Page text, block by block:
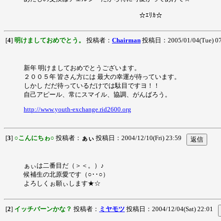
☆ｴﾘｶ☆
[4] 明けましておめでとう。 投稿者： Chairman 投稿日：2005/01/04(Tue)
新年 明けましておめでとうございます。
２００５年 皆さん方には 最大の幸運が待っています。
しかし だだ待っているだけでは駄目ですヨ！！
自己アピール、常にスマイル、協調、がんばろう。
http://www.youth-exchange.rid2600.org
[3] ○こんにちゎ○ 投稿者： ぁぃ 投稿日：2004/12/10(Fri) 23:59
ぁぃは二番目だ（＞＜。）♪
候補生の北原愛です（○･･○）
よろしくぉ願ぃします★☆
[2] イッチバーンかな？ 投稿者： ミヤモツ 投稿日：2004/12/04(Sat) 22:01